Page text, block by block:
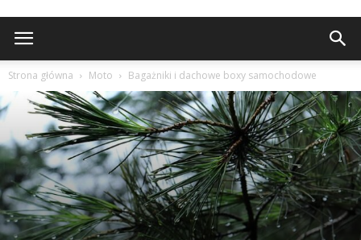
Strona główna Moto Bagażniki i dachowe boxy samochodowe